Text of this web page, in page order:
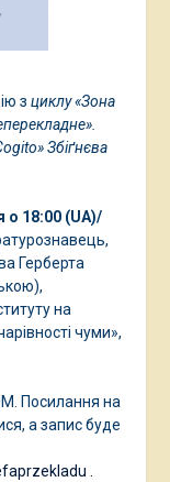
з циклу «Зона
Збіґнєва
о 18:00 (UA)/
Герберта
на
чуми»,
Посилання на
а запис буде
.